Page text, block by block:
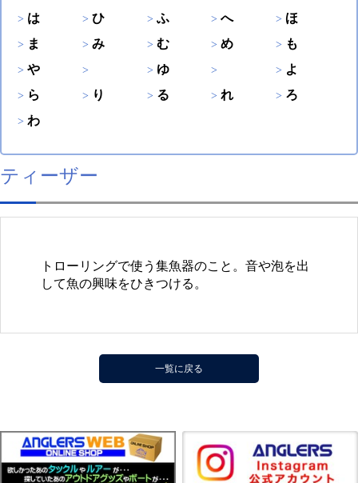
は
ひ ふ へ
ほ
ま
み む め
も
や
ゆ
よ
ら
り る れ
ろ
わ
ティーザー
トローリングで使う集魚器のこと。音や泡を出
して魚の興味をひきつける。
一覧に戻る